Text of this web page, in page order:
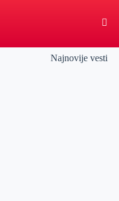
Najnovije vesti